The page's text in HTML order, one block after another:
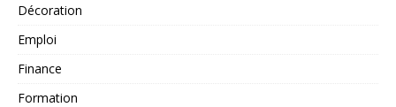
Décoration
Emploi
Finance
Formation